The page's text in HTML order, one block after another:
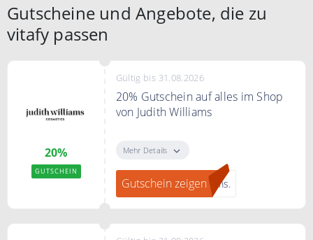
Nicht mit anderen Aktionen
kombinierbar.
Gutscheine und Angebote, die zu
vitafy passen
20%
GUTSCHEIN
Gültig bis 31.08.2026
20% Gutschein auf alles im Shop
von Judith Williams
JUDITH WILLIAMS zum Newsletter
anmelden und ein 20% Gutschein
erhalten.
Mehr Details
Gutschein zeigen ams.